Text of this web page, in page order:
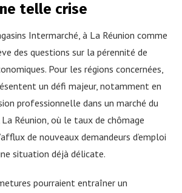
telle crise
Intermarché, à La Réunion comme
des questions sur la pérennité de
Pour les régions concernées,
un défi majeur, notamment en
professionnelle dans un marché du
Réunion, où le taux de chômage
de nouveaux demandeurs d’emploi
situation déjà délicate.
pourraient entraîner un